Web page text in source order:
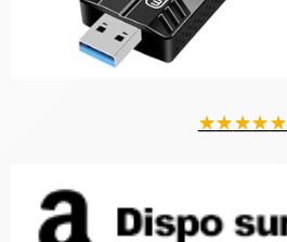
★★★★★